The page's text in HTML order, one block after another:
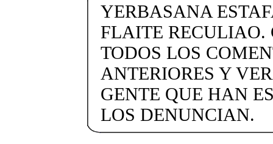
YERBASANA
FLAITE RECULIAO.
TODOS LOS
ANTERIORES Y
GENTE QUE HAN
LOS DENUNCIAN.